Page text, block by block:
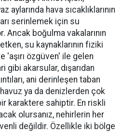
aylarında hava sıcaklıklarının
serinlemek için su
Ancak boğulma vakalarının
su kaynaklarının fiziki
'aşırı özgüven' ile gelen
akarsular, dışarıdan
ani derinleşen taban
havuz ya da denizlerden çok
karaktere sahiptir. En riskli
olursanız, nehirlerin her
değildir. Özellikle iki bölge